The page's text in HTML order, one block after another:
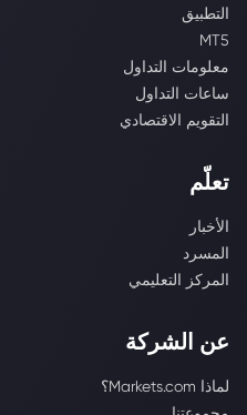
التطبيق
MT5
معلومات التداول
ساعات التداول
التقويم الاقتصادي
تعلّم
الأخبار
المسرد
المركز التعليمي
عن الشركة
لماذا Markets.com؟